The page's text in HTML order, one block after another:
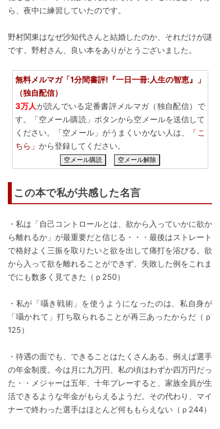
ら、夜中に練習していたのです。
野村関東はなぜ沙知代さんと結婚したのか、それだけが謎
です。野村さん、良い本をありがとうございました。
無料メルマガ「1分間書評!『一日一冊:人生の智恵』」
（独自配信）
3万人 が読んでいる定番書評メルマガ（独自配信）で
す。「空メール購読」ボタンから空メールを送信して
ください。「空メール」がうまくいかない人は、
「こ
ちら」 から登録してください。
空メール購読 空メール解除
この本で私が共感した名言
・私は「自己コントロールとは、欲から入っていかに欲か
ら離れるか」が最重要だと信じる・・・最後はストレート
で格好よく三振を取りたいと欲を出して痛打を浴びる。欲
から入って欲を離れることができず、失敗した例をこれま
でにも数多く見てきた（ｐ250）
・私が「囁き戦術」を使うようになったのは、私自身が
「囁かれて」打ち取られることが再三あったからだ（ｐ
125）
・待遇の面でも、できることはたくさんある。例えば選手
の年金制度。今は月に九万円、私の頃はわずか四万円だっ
た・・メジャーは五年、十年プレーすると、家族全員が生
活できるような年金がもらえるようだ。その代わり、マイ
ナーで終わった選手はほとんど何ももらえない（ｐ244）